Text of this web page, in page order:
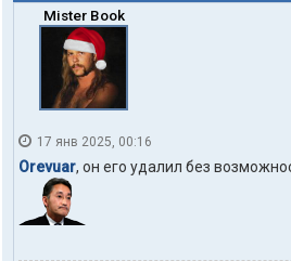
Mister Book
17 янв 2025, 00:16
Orevuar, он его удалил без